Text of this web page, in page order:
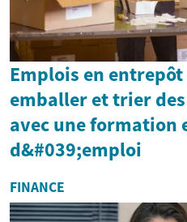
Emplois en entrepôt
emballer et trier
avec une formation
d&#039;emploi
FINANCE